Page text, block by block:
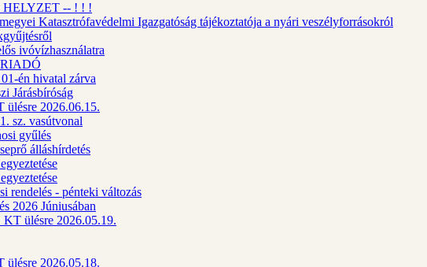
-- ! ! !
Katasztrófavédelmi Igazgatóság tájékoztatója a nyári veszélyforrásokról
ivóvízhasználatra
én hivatal zárva
Járásbíróság
2026.06.15.
sz. vasútvonal
gyűlés
álláshírdetés
rendelés - pénteki változás
2026 Júniusában
ülésre 2026.05.19.
2026.05.18.